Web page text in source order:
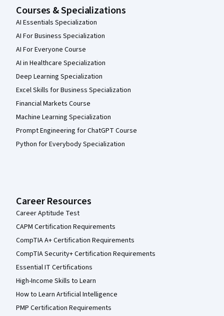
Courses & Specializations
AI Essentials Specialization
AI For Business Specialization
AI For Everyone Course
AI in Healthcare Specialization
Deep Learning Specialization
Excel Skills for Business Specialization
Financial Markets Course
Machine Learning Specialization
Prompt Engineering for ChatGPT Course
Python for Everybody Specialization
Career Resources
Career Aptitude Test
CAPM Certification Requirements
CompTIA A+ Certification Requirements
CompTIA Security+ Certification Requirements
Essential IT Certifications
High-Income Skills to Learn
How to Learn Artificial Intelligence
PMP Certification Requirements